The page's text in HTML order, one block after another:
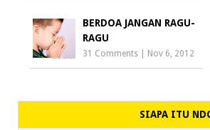
BERDOA JANGAN RAGU-
RAGU
31 Comments Nov 6, 2012
SIAPA ITU